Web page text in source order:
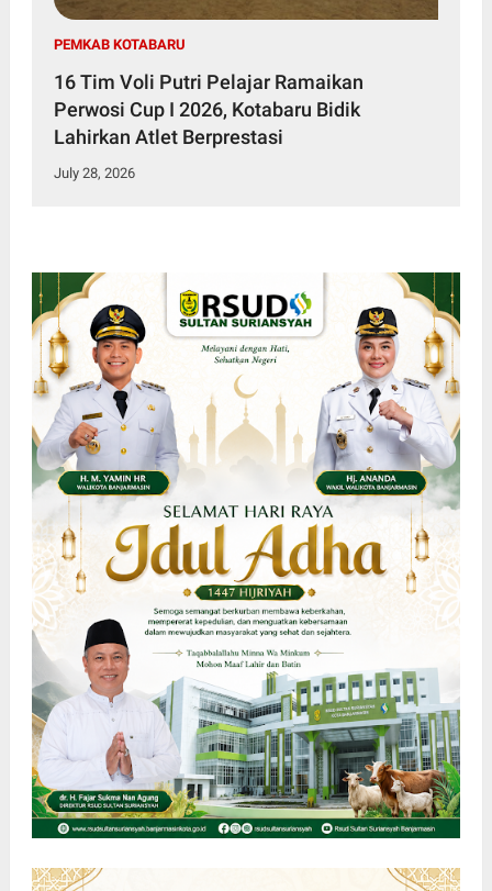
PEMKAB KOTABARU
16 Tim Voli Putri Pelajar Ramaikan
Perwosi Cup I 2026, Kotabaru Bidik
Lahirkan Atlet Berprestasi
July 28, 2026